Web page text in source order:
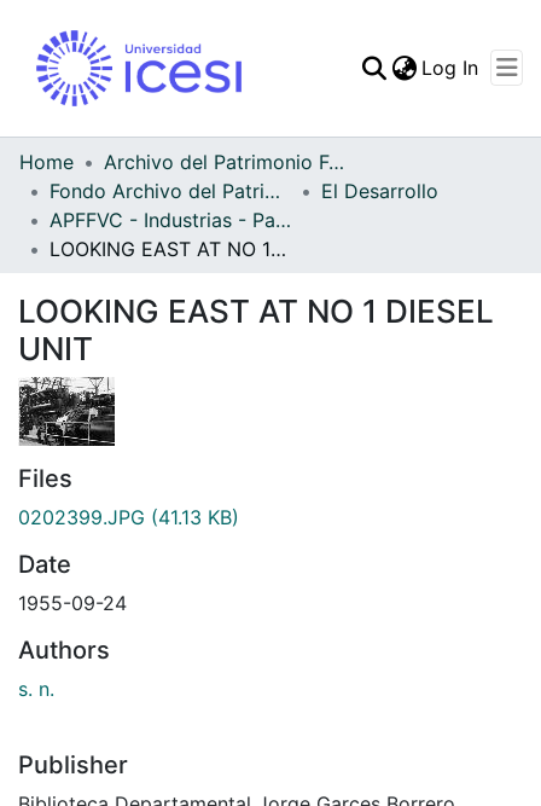
Statistics
Log In
Home
Archivo del Patrimonio Fotográfico y Fílmico del Valle del Cauca
Fondo Archivo del Patrimonio Fotográfico y Fílmico del Valle del Cauca
El Desarrollo
APFFVC - Industrias - Patrimonial
LOOKING EAST AT NO 1 DIESEL UNIT
LOOKING EAST AT NO 1 DIESEL
UNIT
Files
0202399.JPG (41.13 KB)
Date
1955-09-24
Authors
s. n.
Publisher